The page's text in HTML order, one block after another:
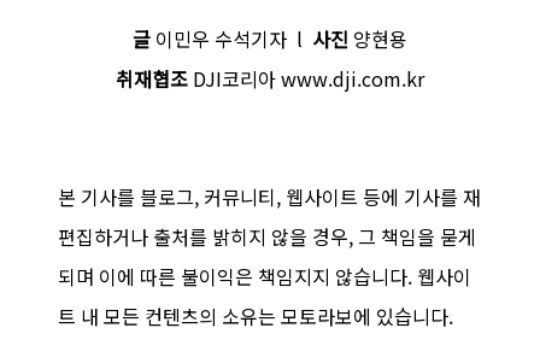
글 이민우 수석기자 l 사진 양현용
취재협조 DJI코리아 www.dji.com.kr
본 기사를 블로그, 커뮤니티, 웹사이트 등에 기사를 재
편집하거나 출처를 밝히지 않을 경우, 그 책임을 묻게
되며 이에 따른 불이익은 책임지지 않습니다. 웹사이
트 내 모든 컨텐츠의 소유는 모토라보에 있습니다.